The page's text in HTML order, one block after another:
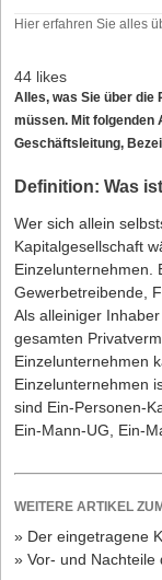
Hier erfahren Sie alles
44 likes
Alles, was Sie über die
müssen. Mit folgenden
Geschäftsleitung,
Definition: Was
Wer sich allein
Kapitalgesellschaft
Einzelunternehmen.
Gewerbetreibende,
Als alleiniger
gesamten
Einzelunternehmen
Einzelunternehmen
sind Ein-Personen-
Ein-Mann-UG, Ein-
WEITERE ARTIKEL
» Der eingetragene
» Vor- und